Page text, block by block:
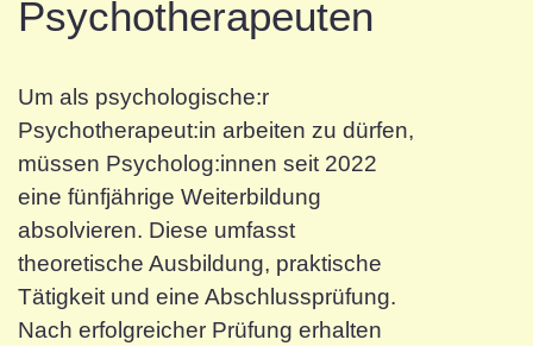
Psychotherapeuten
Um als psychologische:r
Psychotherapeut:in arbeiten zu dürfen,
müssen Psycholog:innen seit 2022
eine fünfjährige Weiterbildung
absolvieren. Diese umfasst
theoretische Ausbildung, praktische
Tätigkeit und eine Abschlussprüfung.
Nach erfolgreicher Prüfung erhalten